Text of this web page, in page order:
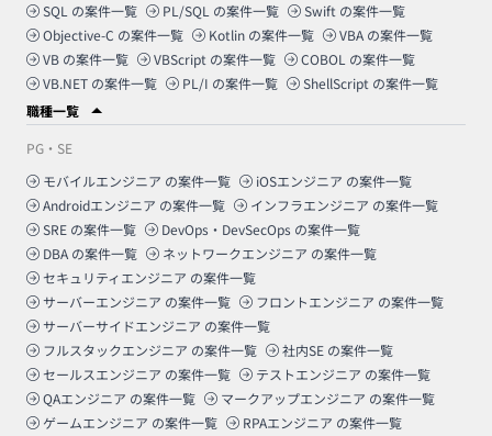
SQL の案件一覧 PL/SQL の案件一覧 Swift の案件一覧
Objective-C の案件一覧 Kotlin の案件一覧 VBA の案件一覧
VB の案件一覧 VBScript の案件一覧 COBOL の案件一覧
VB.NET の案件一覧 PL/I の案件一覧 ShellScript の案件一覧
職種一覧
PG・SE
モバイルエンジニア の案件一覧 iOSエンジニア の案件一覧
Androidエンジニア の案件一覧 インフラエンジニア の案件一覧
SRE の案件一覧 DevOps・DevSecOps の案件一覧
DBA の案件一覧 ネットワークエンジニア の案件一覧
セキュリティエンジニア の案件一覧
サーバーエンジニア の案件一覧 フロントエンジニア の案件一覧
サーバーサイドエンジニア の案件一覧
フルスタックエンジニア の案件一覧 社内SE の案件一覧
セールスエンジニア の案件一覧 テストエンジニア の案件一覧
QAエンジニア の案件一覧 マークアップエンジニア の案件一覧
ゲームエンジニア の案件一覧 RPAエンジニア の案件一覧